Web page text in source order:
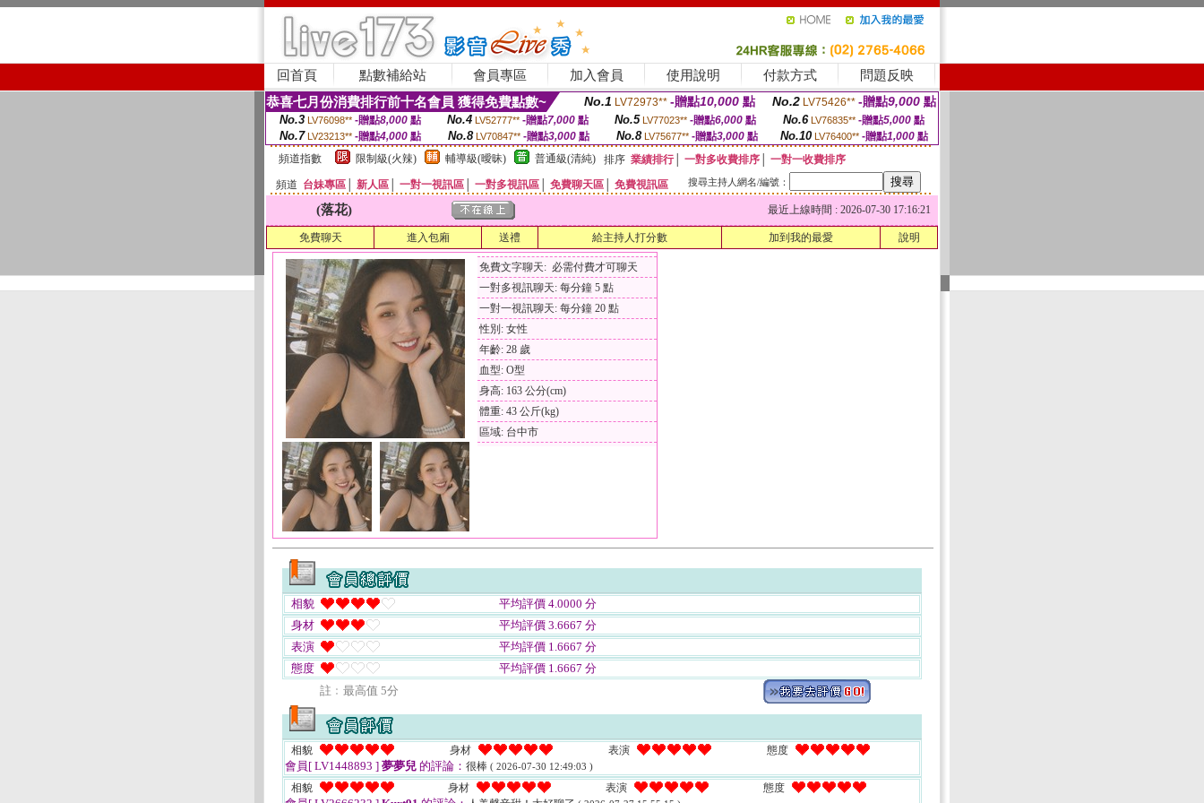
回首頁 點數補給站 會員專區 加入會員 使用說明 付款方式 問題反映
恭喜七月份消費排行前十名會員 獲得免費點數~ No.1 LV72973** -贈點10,000 點 No.2 LV75426** -贈點9,000 點
No.3 LV76098** -贈點8,000點 No.4 LV52777** -贈點7,000點 No.5 LV77023** -贈點6,000點 No.6 LV76835** -贈點5,000點
No.7 LV23213** -贈點4,000 點 No.8 LV70847** -贈點3,000 點 No.8 LV75677** -贈點3,000點 No.10 LV76400** -贈點1,000 點
頻道指數
限制級(火辣) 輔導級(曖昧) 普通級(清純) 排序 業績排行│ 一對多收費排序
一對一收費排序
頻道 台妹專區 新人區 一對一視訊區 一對多視訊區 免費聊天區 免費視訊區 搜尋主持人網名/編號：
(落花) 最近上線時間 : 2026-07-30 17:16:21
免費聊天 進入包廂 送禮 給主持人打分數 加到我的最愛 說明
免費文字聊天: 必需付費才可聊天
一對多視訊聊天: 每分鐘 5 點
一對一視訊聊天: 每分鐘 20 點
性別: 女性
年齡: 28 歲
血型: O型
身高: 163 公分(cm)
體重: 43 公斤(kg)
區域: 台中市
相貌
平均評價 4.0000 分
身材
平均評價 3.6667 分
表演
平均評價 1.6667 分
態度
平均評價 1.6667 分
註﹕最高值 5分
相貌 身材 表演 態度
會員[ LV1448893 ] 夢夢兒 的評論： 很棒 ( 2026-07-30 12:49:03 )
相貌 身材 表演 態度